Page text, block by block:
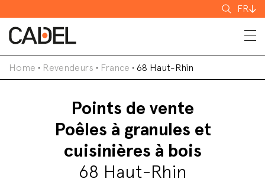
FR
Home • Revendeurs • France • 68 Haut-Rhin
Points de vente
Poêles à granules et
cuisinières à bois
68 Haut-Rhin